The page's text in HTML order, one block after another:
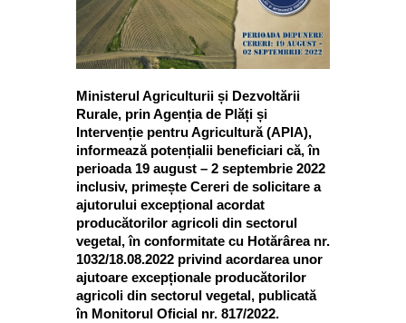
Ministerul Agriculturii și Dezvoltării
Rurale, prin Agenția de Plăți și
Intervenție pentru Agricultură (APIA),
informează potențialii beneficiari că, în
perioada 19 august – 2 septembrie 2022
inclusiv, primește Cereri de solicitare a
ajutorului excepțional acordat
producătorilor agricoli din sectorul
vegetal, în conformitate cu Hotărârea nr.
1032/18.08.2022 privind acordarea unor
ajutoare excepționale producătorilor
agricoli din sectorul vegetal, publicată
în Monitorul Oficial nr. 817/2022.